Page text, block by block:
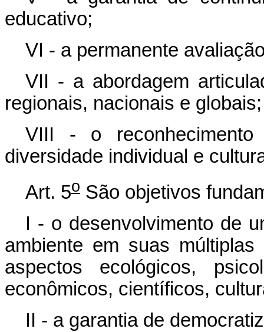
educativo;
VI - a permanente
VII - a abordagem
regionais, nacionais e globais;
VIII - o
diversidade individual e
Art. 5o São objetivos
I - o desenvolvimento de
ambiente em suas
aspectos ecológicos,
econômicos, científicos,
II - a garantia de